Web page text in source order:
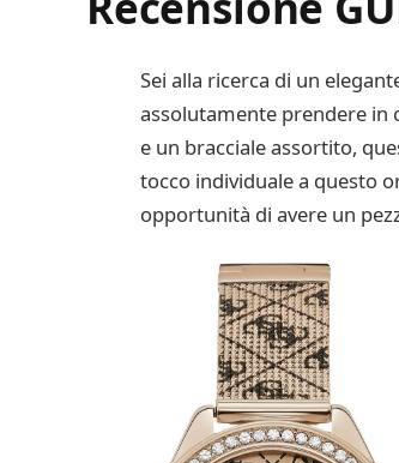
Sei alla ricerca di un
assolutamente prendere in
e un bracciale assortito,
tocco individuale a questo
opportunità di avere un